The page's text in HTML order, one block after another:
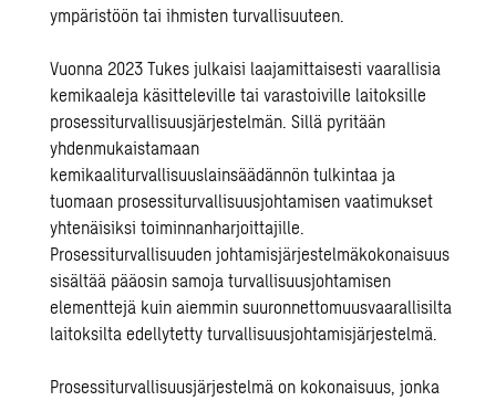
ympäristöön tai ihmisten turvallisuuteen.
Vuonna 2023 Tukes julkaisi laajamittaisesti vaarallisia
kemikaaleja käsitteleville tai varastoiville laitoksille
prosessiturvallisuusjärjestelmän. Sillä pyritään
yhdenmukaistamaan
kemikaaliturvallisuuslainsäädännön tulkintaa ja
tuomaan prosessiturvallisuusjohtamisen vaatimukset
yhtenäisiksi toiminnanharjoittajille.
Prosessiturvallisuuden johtamisjärjestelmäkokonaisuus
sisältää pääosin samoja turvallisuusjohtamisen
elementtejä kuin aiemmin suuronnettomuusvaarallisilta
laitoksilta edellytetty turvallisuusjohtamisjärjestelmä.
Prosessiturvallisuusjärjestelmä on kokonaisuus, jonka